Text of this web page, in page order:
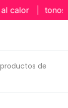
tonos
de